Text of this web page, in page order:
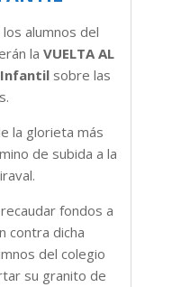
alumnos del
la VUELTA AL
Infantilsobre las
la glorieta más
de subida a la
fondos a
contra dicha
del colegio
su granito de